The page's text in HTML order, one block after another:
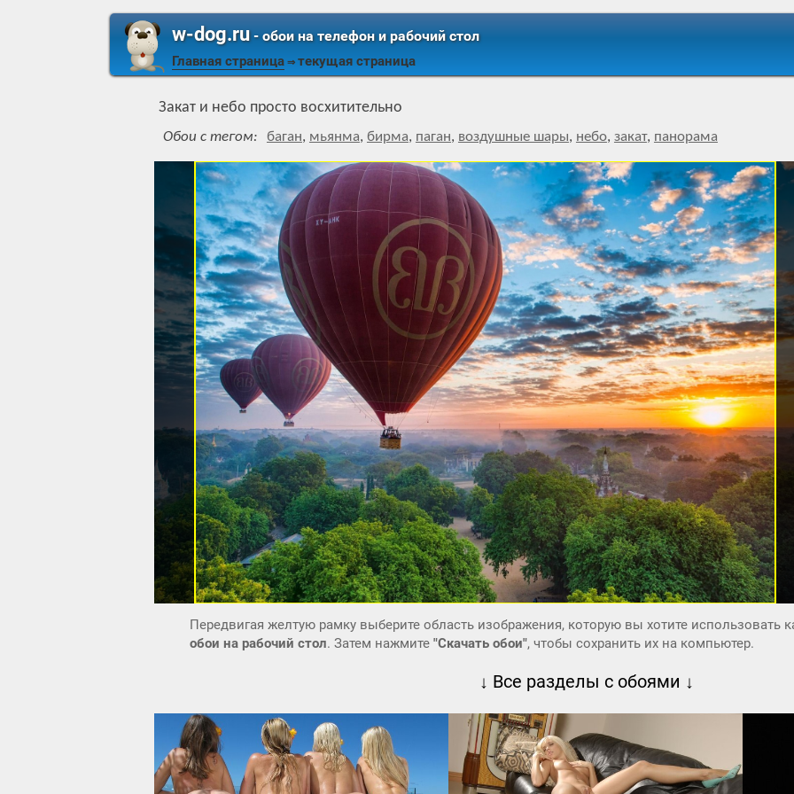
w-dog.ru- обои на телефон и рабочий стол
Главная страница ⇒ текущая страница
Закат и небо просто восхитительно
Обои с тегом: баган, мьянма, бирма, паган, воздушные шары, небо, закат, панорама
Передвигая желтую рамку выберите область изображения, которую вы хотите использовать
обои на рабочий стол. Затем нажмите "Скачать обои", чтобы сохранить их на компьютер.
↓ Все разделы с обоями ↓